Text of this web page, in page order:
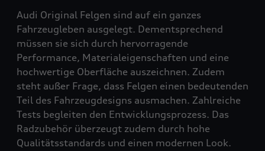
Audi Original Felgen sind auf ein ganzes
Fahrzeugleben ausgelegt. Dementsprechend
müssen sie sich durch hervorragende
Performance, Materialeigenschaften und eine
hochwertige Oberfläche auszeichnen. Zudem
steht außer Frage, dass Felgen einen bedeutenden
Teil des Fahrzeugdesigns ausmachen. Zahlreiche
Tests begleiten den Entwicklungsprozess. Das
Radzubehör überzeugt zudem durch hohe
Qualitätsstandards und einen modernen Look.